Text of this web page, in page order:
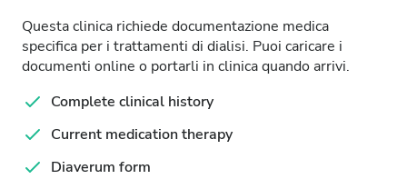
Questa clinica richiede documentazione medica
specifica per i trattamenti di dialisi. Puoi caricare i
documenti online o portarli in clinica quando arrivi.
Complete clinical history
Current medication therapy
Diaverum form